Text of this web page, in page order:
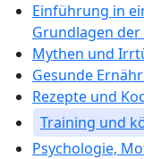
Einführung in
Grundlagen
Mythen und
Gesunde
Rezepte und
Training und
Psychologie,